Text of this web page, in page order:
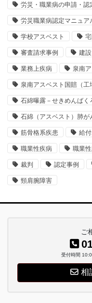
労災・職業病の申請・認
労災職業病認定マニュア
学校アスベスト
審査請求事例 建
業務上疾病 泉南
泉南アスベスト国賠（工
石綿曝露－せきめんばく
石綿（アスベスト）肺が
筋骨格系疾患 給
職業性疾病 職業
裁判 認定事例
頸肩腕障害
ご
受付時間
相